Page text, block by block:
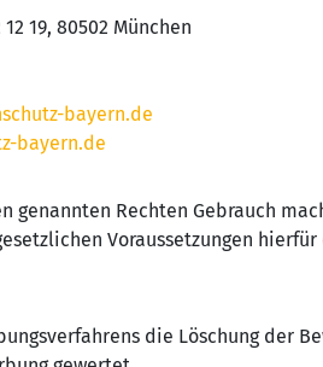
19, 80502 München
bayern.de
bayern.de
genannten Rechten Gebrauch
Voraussetzungen
die Löschung der